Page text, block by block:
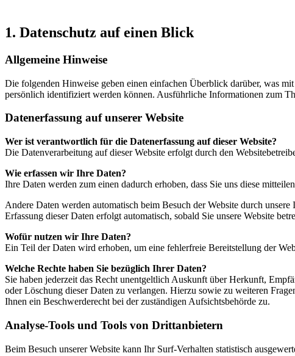
1. Datenschutz auf einen Blick
Allgemeine Hinweise
Die folgenden Hinweise geben einen einfachen Überblick darüber, was
persönlich identifiziert werden können. Ausführliche Informationen zum
Datenerfassung auf unserer Website
Wer ist verantwortlich für die Datenerfassung auf dieser Website?
Die Datenverarbeitung auf dieser Website erfolgt durch den
Wie erfassen wir Ihre Daten?
Ihre Daten werden zum einen dadurch erhoben, dass Sie uns diese
Andere Daten werden automatisch beim Besuch der Website durch
Erfassung dieser Daten erfolgt automatisch, sobald Sie unsere Website
Wofür nutzen wir Ihre Daten?
Ein Teil der Daten wird erhoben, um eine fehlerfreie Bereitstellung der
Welche Rechte haben Sie bezüglich Ihrer Daten?
Sie haben jederzeit das Recht unentgeltlich Auskunft über Herkunft,
oder Löschung dieser Daten zu verlangen. Hierzu sowie zu weiteren
Ihnen ein Beschwerderecht bei der zuständigen Aufsichtsbehörde zu.
Analyse-Tools und Tools von Drittanbietern
Beim Besuch unserer Website kann Ihr Surf-Verhalten statistisch